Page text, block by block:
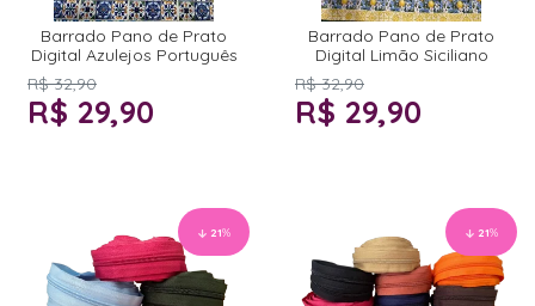
Barrado Pano de Prato
Digital Azulejos Português
R$ 32,90
R$ 29,90
Barrado Pano de Prato
Digital Limão Siciliano
R$ 32,90
R$ 29,90
21% 21%